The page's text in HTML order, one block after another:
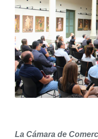
La Cámara de